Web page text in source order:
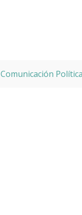
Comunicación Política